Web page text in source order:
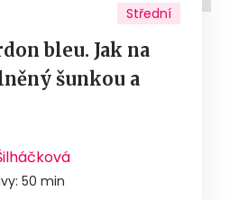
Střední
bleu. Jak na
šunkou a
50 min